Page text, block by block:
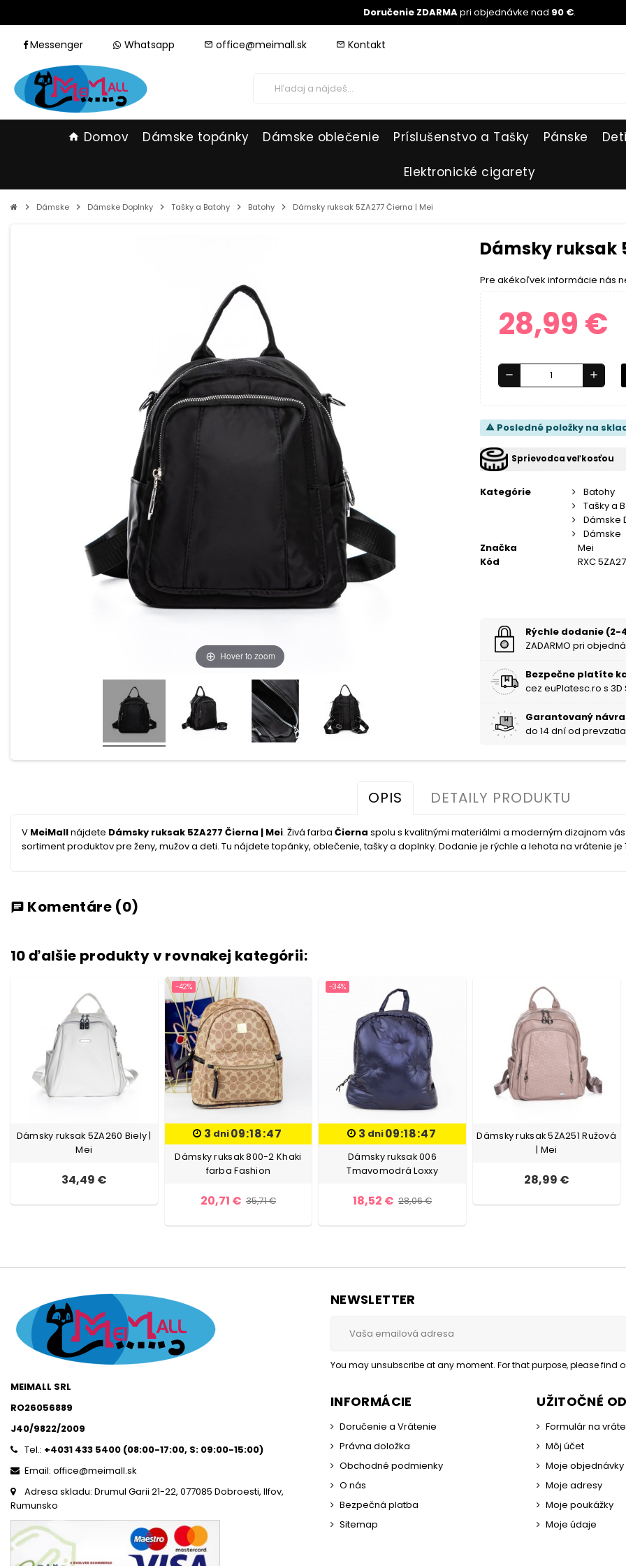
Doručenie ZDARMApri objednávke nad 90 €.
Messenger Whatsapp mail_outline office@meimall.sk mail_outline Kontakt
home Domov Dámske topánky Dámske oblečenie Príslušenstvo a Tašky Pánske Deti
Elektronické cigarety
chevron_right Dámske chevron_right Dámske Doplnky chevron_right Tašky a Batohy chevron_right Batohy chevron_right Dámsky ruksak 5ZA277 Čierna | Mei
Hover to zoom
Dámsky ruksak
Pre akékoľvek informácie nás
28,99 €
remove add
warning Posledné položky na
Sprievodca veľkosťou
Kategórie
Batohy
Tašky a
Dámske
Dámske
Značka
Mei
Kód
RXC
Rýchle dodanie (2-
ZADARMO pri
Bezpečne platíte
cez euPlatesc.ro s 3D
Garantovaný
do 14 dní od
OPIS DETAILY PRODUKTU
V MeiMallnájdete Dámsky ruksak 5ZA277 Čierna | Mei. Živá farba Čierna spolu s kvalitnými materiálmi a moderným dizajnom
sortiment produktov pre ženy, mužov a deti. Tu nájdete topánky, oblečenie, tašky a doplnky. Dodanie je rýchle a lehota na vrátenie je
chat Komentáre (0)
10 ďalšie produkty v rovnakej kategórii:
Dámsky ruksak 5ZA260 Biely |
Mei
34,49 €
-42%
3 dni09:18:47
Dámsky ruksak 800-2 Khaki
farba Fashion
20,71 € 35,71 €
-34%
3 dni09:18:47
Dámsky ruksak 006
Tmavomodrá Loxxy
18,52 € 28,06 €
Dámsky ruksak 5ZA251 Ružová
| Mei
28,99 €
MEIMALL SRL
RO26056889
J40/9822/2009
Tel.: +4031 433 5400 (08:00-17:00, S: 09:00-15:00)
Email: office@meimall.sk
Adresa skladu: Drumul Garii 21-22, 077085 Dobroesti, Ilfov,
Rumunsko
NEWSLETTER
You may unsubscribe at any moment. For that purpose, please find
INFORMÁCIE
Doručenie a Vrátenie
Právna doložka
Obchodné podmienky
O nás
Bezpečná platba
Sitemap
UŽITOČNÉ
Formulár na
Môj účet
Moje objednávky
Moje adresy
Moje poukážky
Moje údaje